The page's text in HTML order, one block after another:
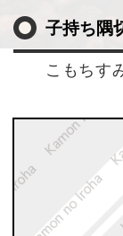
子持ち隅
こもちす